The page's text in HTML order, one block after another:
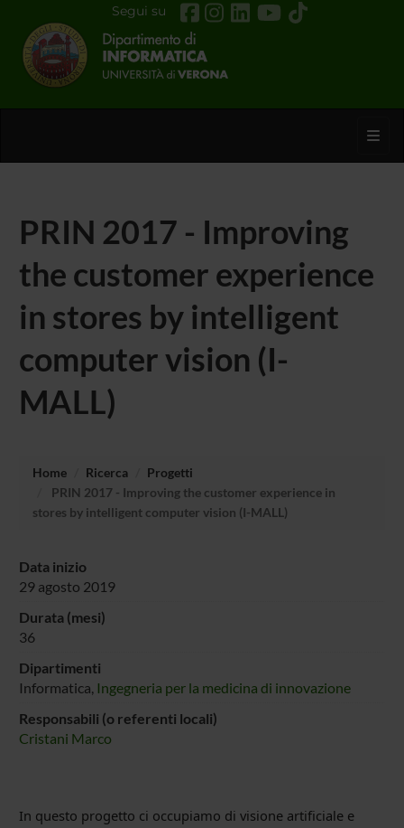
Segui su
PRIN 2017 - Improving
the customer experience
in stores by intelligent
computer vision (I-
MALL)
Home Ricerca
Progetti
PRIN 2017 - Improving the customer experience in
stores by intelligent computer vision (I-MALL)
Data inizio
29 agosto 2019
Durata (mesi)
36
Dipartimenti
Informatica, Ingegneria per la medicina di innovazione
Responsabili (o referenti locali)
Cristani Marco
In questo progetto ci occupiamo di visione artificiale e